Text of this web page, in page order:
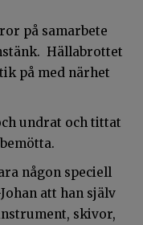
på samarbete
Hällabrottet
på med närhet
undrat och tittat
någon speciell
att han själv
skivor,